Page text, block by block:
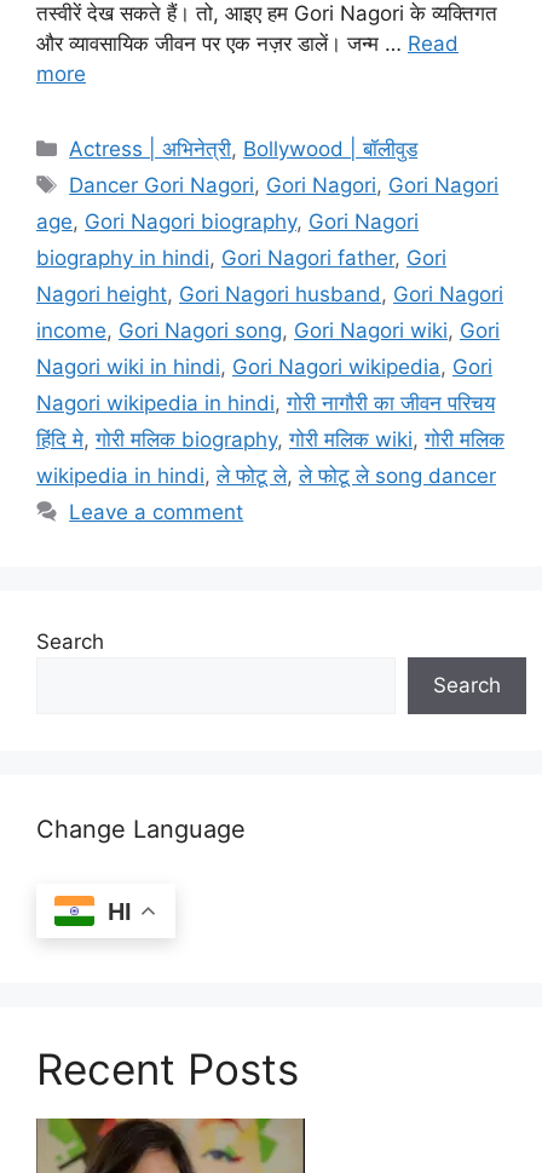
तस्वीरें देख सकते हैं। तो, आइए हम Gori Nagori के व्यक्तिगत
और व्यावसायिक जीवन पर एक नज़र डालें। जन्म … Read
more
Categories
Actress | अभिनेत्री, Bollywood | बॉलीवुड
Tags
Dancer Gori Nagori, Gori Nagori, Gori Nagori
age, Gori Nagori biography, Gori Nagori
biography in hindi, Gori Nagori father, Gori
Nagori height, Gori Nagori husband, Gori Nagori
income, Gori Nagori song, Gori Nagori wiki, Gori
Nagori wiki in hindi, Gori Nagori wikipedia, Gori
Nagori wikipedia in hindi,गोरी नागौरी का जीवन परिचय
हिंदि मे,गोरी मलिक biography,गोरी मलिक wiki,गोरी मलिक
wikipedia in hindi,ले फोटू ले,ले फोटू ले song dancer
Leave a comment
Search
Search
Change Language
HI
Recent Posts